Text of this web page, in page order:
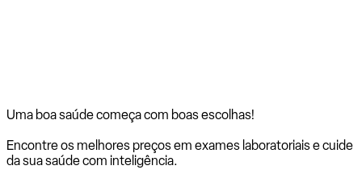
Uma boa saúde começa com boas escolhas!
Encontre os melhores preços em exames laboratoriais e cuide
da sua saúde com inteligência.